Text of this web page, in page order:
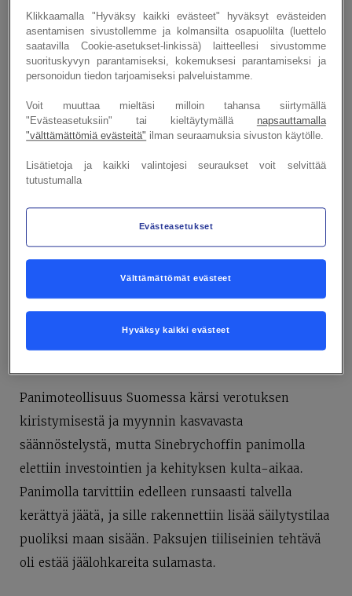
mullistaen panimon asukkaiden ja työntekijöiden
elämän. Panimo valaistiin höyrykoneen
generaattorista sähkön saaneilla 300 hehkulampulla
ja konttoriin ilmestyi puhelin vauhdittamaan
liikeasioiden hoitoa.
Panimoteollisuus Suomessa kärsi verotuksen
kiristymisestä ja myynnin kasvavasta
säännöstelystä, mutta Sinebrychoffin panimolla
elettiin investointien ja kehityksen kulta-aikaa.
Panimolla tarvittiin edelleen runsaasti talvella
kerättyä jäätä, ja sille rakennettiin lisää säilytystilaa
puo­liksi maan sisään. Paksujen tiiliseinien tehtävä
oli estää jäälohkareita sulamasta.
Klikkaamalla "Hyväksy kaikki evästeet" hyväksyt evästeiden
asentamisen sivustollemme ja kolmansilta osapuolilta (luettelo
saatavilla Cookie-asetukset-linkissä) laitteellesi sivustomme
suorituskyvyn parantamiseksi, kokemuksesi parantamiseksi ja
personoidun tiedon tarjoamiseksi palveluistamme.
Voit muuttaa mieltäsi milloin tahansa siirtymällä
"Evästeasetuksiin" tai kieltäytymällä napsauttamalla
"välttämättömiä evästeitä" ilman seuraamuksia sivuston käytölle.
Lisätietoja ja kaikki valintojesi seuraukset voit selvittää
tutustumalla
Evästeasetukset
Välttämättömät evästeet
Hyväksy kaikki evästeet